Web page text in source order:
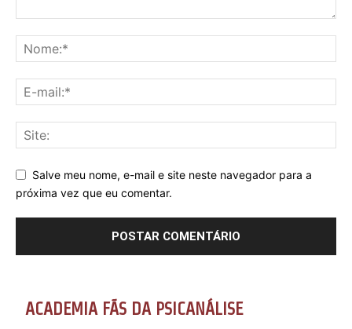
Salve meu nome, e-mail e site neste navegador para a
próxima vez que eu comentar.
ACADEMIA FÃS DA PSICANÁLISE